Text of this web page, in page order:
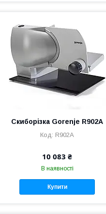
Скиборізка Gorenje R902A
R902A
10 083 ₴
В наявності
Купити